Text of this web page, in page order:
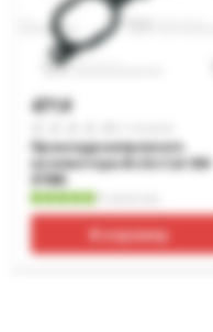
471
Прокладка впускного
коллектора Arctic Cat SM-
07450
В корзину